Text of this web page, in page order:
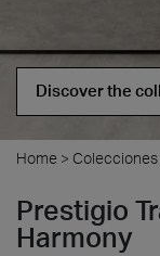
Discover the
Home > Colecciones
Prestigio
Harmony